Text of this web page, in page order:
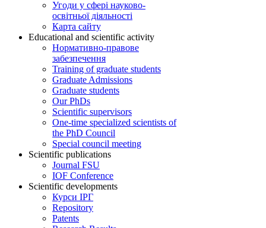
Угоди у сфері науково-
освітньої діяльності
Карта сайту
Educational and scientific activity
Нормативно-правове
забезпечення
Training of graduate students
Graduate Admissions
Graduate students
Our PhDs
Scientific supervisors
One-time specialized scientists of
the PhD Council
Special council meeting
Scientific publications
Journal FSU
IOF Conference
Scientific developments
Курси ІРГ
Repository
Patents